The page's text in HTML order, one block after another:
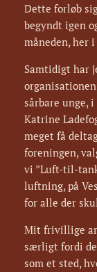
Dette forløb
begyndt igen
måneden, her
Samtidigt har
sårbare unge,
Katrine
meget få
foreningen,
vi ”Luft-til-
luftning, på
for alle der
Mit frivillige
særligt fordi
som et sted,